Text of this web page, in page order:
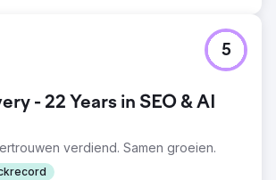
Keyword rankings verbeterden
met een hoog volume. Geschatte
een opmerkelijke stijging en
hoge autoriteit groeiden aanzienlijk.
beter dan concurrenten en
in de sector.
Naar bureaupagina
- 22 Years in SEO & AI
verdiend. Samen groeien.
5